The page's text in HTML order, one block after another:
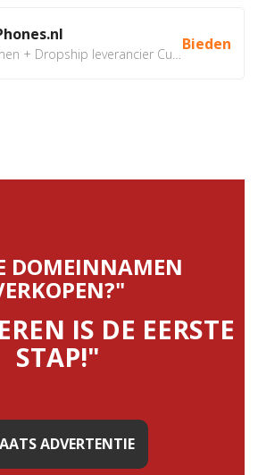
Bieden
DOMEINNAMEN
IS DE EERSTE
STAP!"
ADVERTENTIE